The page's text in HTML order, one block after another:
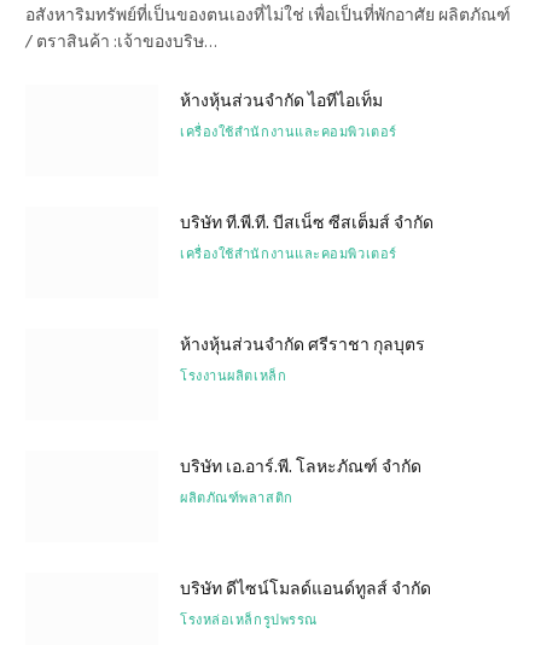
อสังหาริมทรัพย์ที่เป็นของตนเองที่ไม่ใช่ เพื่อเป็นที่พักอาศัย ผลิตภัณฑ์
/ ตราสินค้า :เจ้าของบริษ…
ห้างหุ้นส่วนจำกัด ไอทีไอเท็ม
เครื่องใช้สำนักงานและคอมพิวเตอร์
บริษัท ที.พี.ที. บีสเน็ซ ซีสเต็มส์ จำกัด
เครื่องใช้สำนักงานและคอมพิวเตอร์
ห้างหุ้นส่วนจำกัด ศรีราชา กุลบุตร
โรงงานผลิตเหล็ก
บริษัท เอ.อาร์.พี. โลหะภัณฑ์ จำกัด
ผลิตภัณฑ์พลาสติก
บริษัท ดีไซน์โมลด์แอนด์ทูลส์ จำกัด
โรงหล่อเหล็กรูปพรรณ